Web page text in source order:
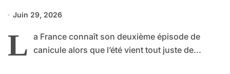
Juin 29, 2026
L a France connaît son deuxième épisode de
canicule alors que l’été vient tout juste de...